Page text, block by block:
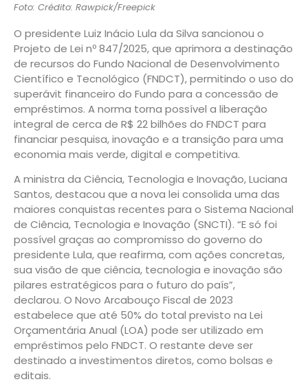
Foto: Crédito: Rawpick/Freepick
O presidente Luiz Inácio Lula da Silva sancionou o
Projeto de Lei nº 847/2025, que aprimora a destinação
de recursos do Fundo Nacional de Desenvolvimento
Científico e Tecnológico (FNDCT), permitindo o uso do
superávit financeiro do Fundo para a concessão de
empréstimos. A norma torna possível a liberação
integral de cerca de R$ 22 bilhões do FNDCT para
financiar pesquisa, inovação e a transição para uma
economia mais verde, digital e competitiva.
A ministra da Ciência, Tecnologia e Inovação, Luciana
Santos, destacou que a nova lei consolida uma das
maiores conquistas recentes para o Sistema Nacional
de Ciência, Tecnologia e Inovação (SNCTI). “E só foi
possível graças ao compromisso do governo do
presidente Lula, que reafirma, com ações concretas,
sua visão de que ciência, tecnologia e inovação são
pilares estratégicos para o futuro do país”,
declarou. O Novo Arcabouço Fiscal de 2023
estabelece que até 50% do total previsto na Lei
Orçamentária Anual (LOA) pode ser utilizado em
empréstimos pelo FNDCT. O restante deve ser
destinado a investimentos diretos, como bolsas e
editais.